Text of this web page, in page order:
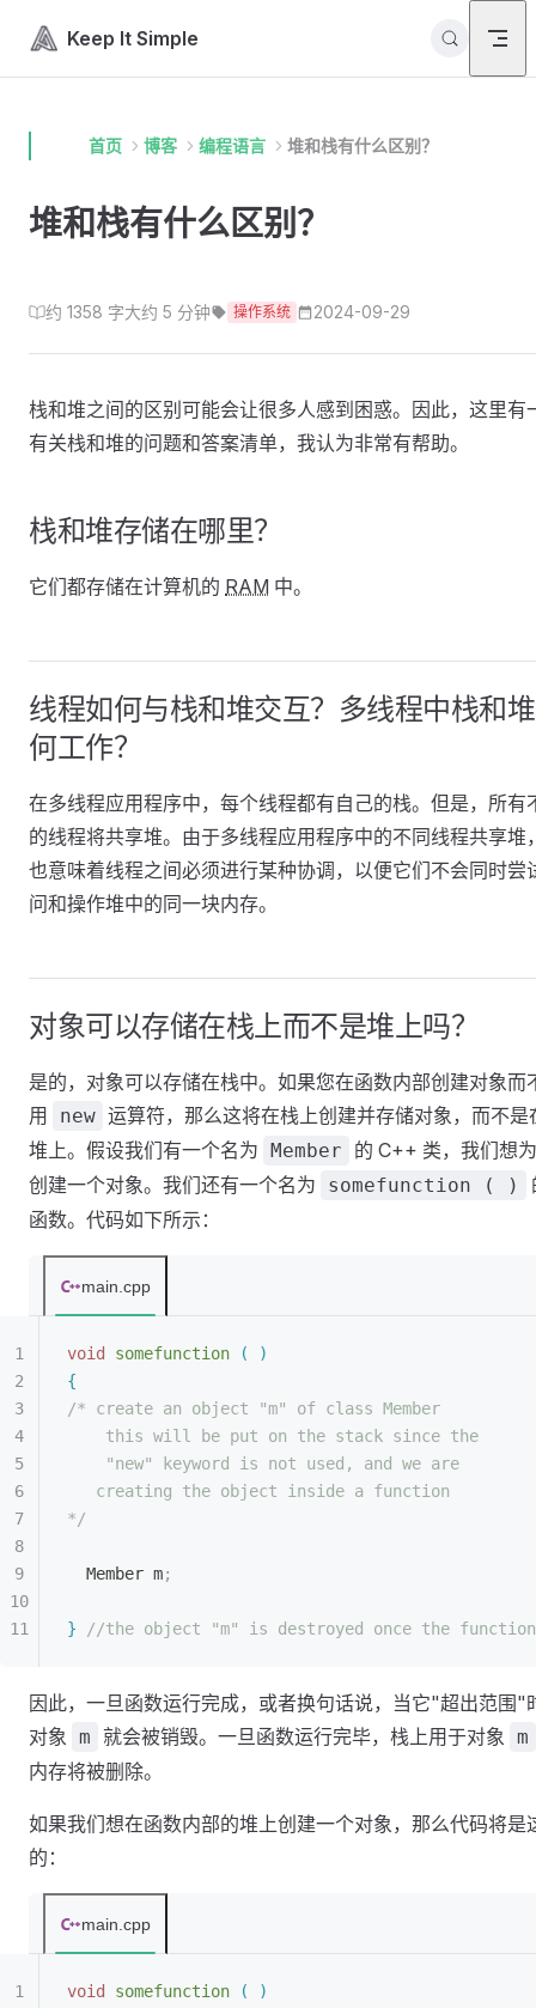
Skip to content
Keep It Simple
首页 博客 编程语言 堆和栈有什么区别？
堆和栈有什么区别？
约 1358 字大约 5 分钟 操作系统 2024-09-29
栈和堆之间的区别可能会让很多人感到困惑。因此，这里有
有关栈和堆的问题和答案清单，我认为非常有帮助。
栈和堆存储在哪里？
它们都存储在计算机的 RAM 中。
线程如何与栈和堆交互？多线程中栈和
何工作？
在多线程应用程序中，每个线程都有自己的栈。但是，所有
的线程将共享堆。由于多线程应用程序中的不同线程共享堆
也意味着线程之间必须进行某种协调，以便它们不会同时尝
问和操作堆中的同一块内存。
对象可以存储在栈上而不是堆上吗？
是的，对象可以存储在栈中。如果您在函数内部创建对象而
用
new 运算符，那么这将在栈上创建并存储对象，而不是
堆上。假设我们有一个名为
Member
的 C++ 类，我们想
创建一个对象。我们还有一个名为
somefunction ( )
函数。代码如下所示：
main.cpp
void somefunction (
)
{
/* create an object "m" of class Member
this will be put on the stack since the
"new" keyword is not used, and we are
creating the object inside a function
*/
Member m;
} //the object "m" is destroyed once the function
因此，一旦函数运行完成，或者换句话说，当它"超出范围"
对象 m 就会被销毁。一旦函数运行完毕，栈上用于对象 m
内存将被删除。
如果我们想在函数内部的堆上创建一个对象，那么代码将是
的：
main.cpp
void somefunction (
)